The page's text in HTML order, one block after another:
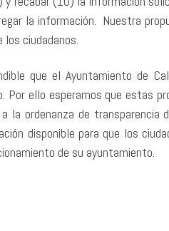
la información. Nuestra
ciudadanos.
que el Ayuntamiento de
Por ello esperamos que estas
la ordenanza de
disponible para que los
de su ayuntamiento.